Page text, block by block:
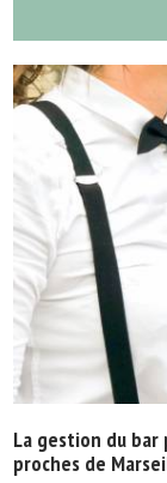
La gestion du bar
proches de